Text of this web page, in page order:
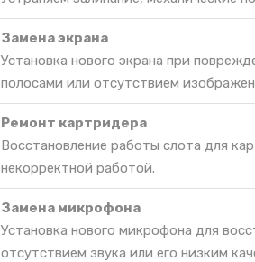
Замена экрана
Установка нового экрана при
полосами или отсутствием
Ремонт картридера
Восстановление работы слота для
некорректной работой.
Замена микрофона
Установка нового микрофона для
отсутствием звука или его низким